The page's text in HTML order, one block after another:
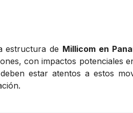
estructura de Millicom en
con impactos potenciales
estar atentos a estos